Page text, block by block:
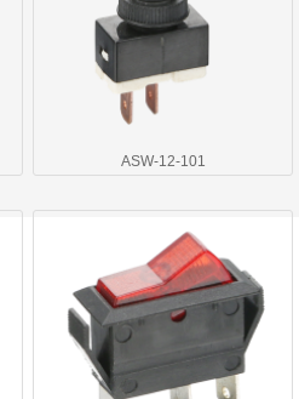
ASW-12-101